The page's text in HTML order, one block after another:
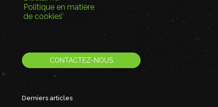
Politique en matière
de cookies
CONTACTEZ-NOUS
Derniers articles